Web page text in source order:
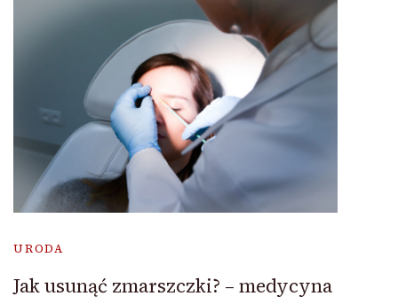
URODA
Jak usunąć zmarszczki? – medycyna